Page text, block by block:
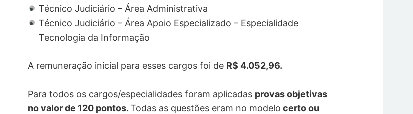
Técnico Judiciário – Área Administrativa
Técnico Judiciário – Área Apoio Especializado – Especialidade
Tecnologia da Informação
A remuneração inicial para esses cargos foi de R$ 4.052,96.
Para todos os cargos/especialidades foram aplicadas provas objetivas
no valor de 120 pontos.Todas as questões eram no modelo certo ou